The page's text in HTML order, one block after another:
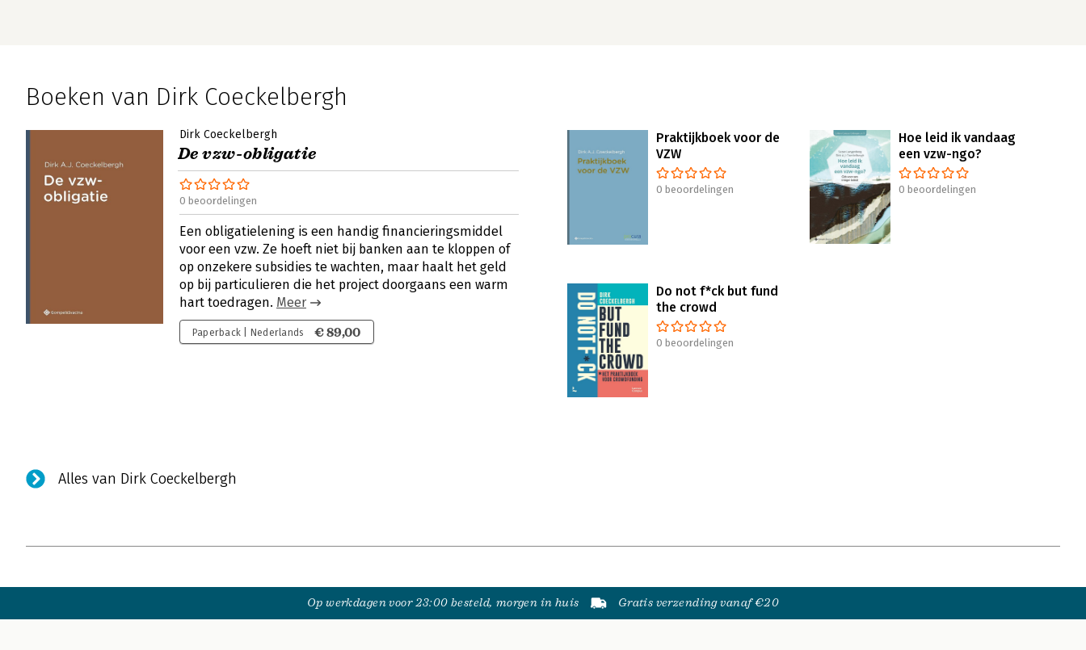
Boeken van Dirk Coeckelbergh
Dirk Coeckelbergh
De vzw-obligatie
0 beoordelingen
Een obligatielening is een handig financieringsmiddel
voor een vzw. Ze hoeft niet bij banken aan te kloppen of
op onzekere subsidies te wachten, maar haalt het geld
op bij particulieren die het project doorgaans een warm
hart toedragen. Meer
Paperback | Nederlands € 89,00
Praktijkboek voor de
VZW
0 beoordelingen
Hoe leid ik vandaag
een vzw-ngo?
0 beoordelingen
Do not f*ck but fund
the crowd
0 beoordelingen
Alles van Dirk Coeckelbergh
Op werkdagen voor 23:00 besteld, morgen in huis Gratis verzending vanaf €20